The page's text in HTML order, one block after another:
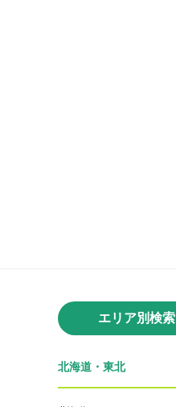
エリア別検索
北海道・東北